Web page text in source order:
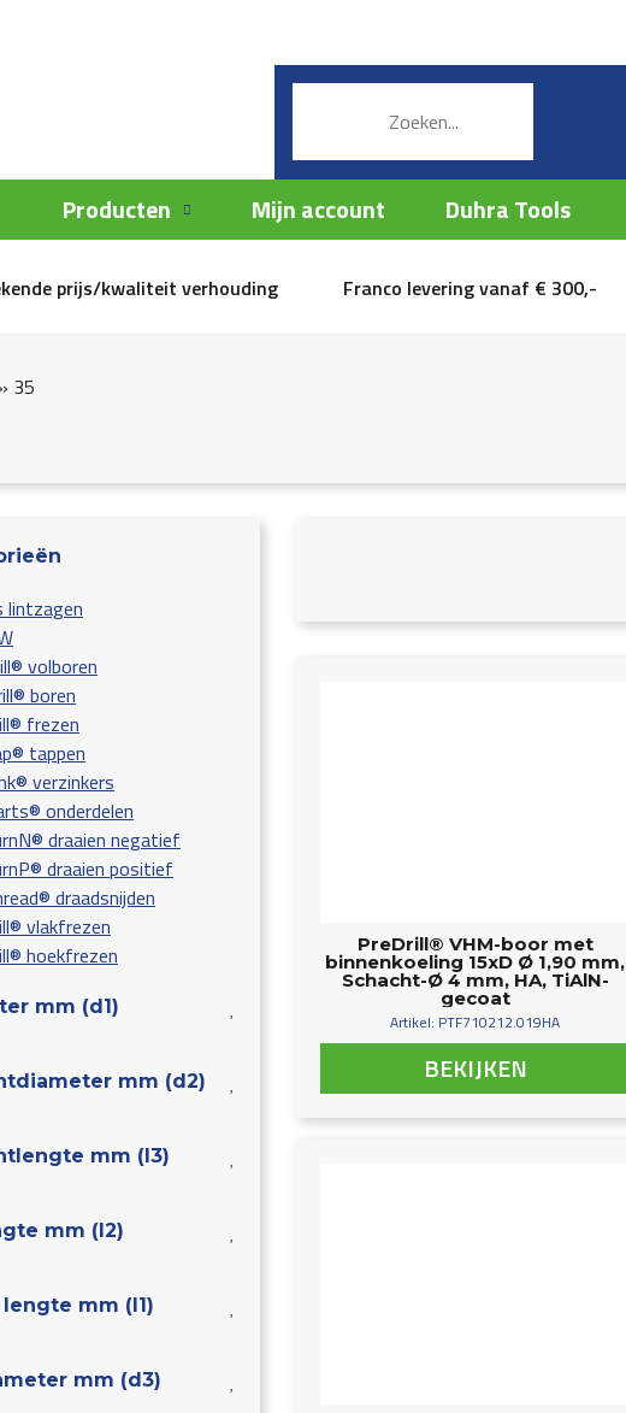
Producten
Mijn account Duhra Tools
prijs/kwaliteit verhouding Franco levering vanaf € 300,-
» 35
lintzagen
volboren
boren
frezen
tappen
verzinkers
onderdelen
draaien negatief
draaien positief
draadsnijden
vlakfrezen
hoekfrezen
mm (d1)
mm (d2)
mm (l3)
mm (l2)
mm (l1)
mm (d3)
PreDrill® VHM-boor met
binnenkoeling 15xD Ø 1,90 mm,
Schacht-Ø 4 mm, HA, TiAlN-
gecoat
Artikel: PTF710212.019HA
BEKIJKEN